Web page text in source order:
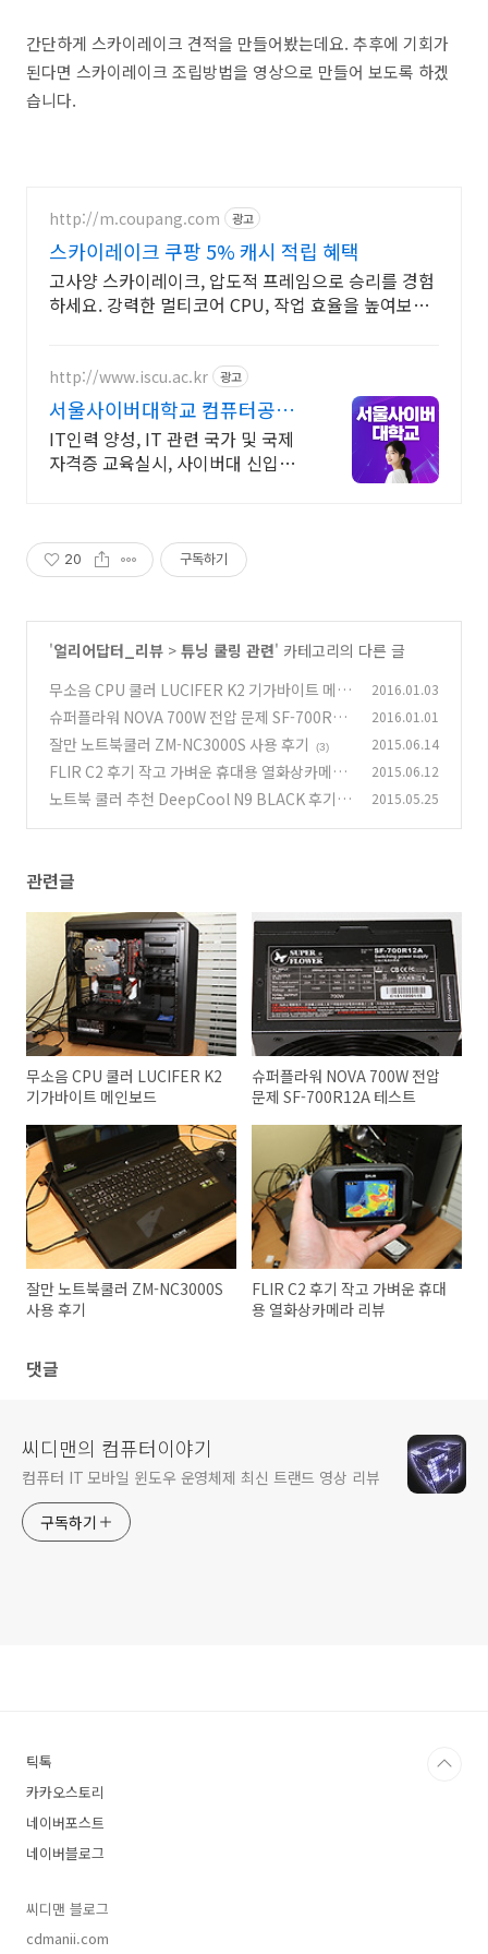
간단하게 스카이레이크 견적을 만들어봤는데요. 추후에 기회가
된다면 스카이레이크 조립방법을 영상으로 만들어 보도록 하겠
습니다.
http://m.coupang.com 광고
스카이레이크 쿠팡 5% 캐시 적립 혜택
고사양 스카이레이크, 압도적 프레임으로 승리를 경험
하세요. 강력한 멀티코어 CPU, 작업 효율을 높여보세
http://www.iscu.ac.kr 광고
서울사이버대학교 컴퓨터공학
과 2026 가을학기 신편입생
IT인력 양성, IT 관련 국가 및 국제
자격증 교육실시, 사이버대 신입생
20 구독하기
'얼리어답터_리뷰 > 튜닝 쿨링 관련' 카테고리의 다른 글
무소음 CPU 쿨러 LUCIFER K2 기가바이트 메인
보드
(3)
2016.01.03
슈퍼플라워 NOVA 700W 전압 문제 SF-700R12
A 테스트 (16)
2016.01.01
잘만 노트북쿨러 ZM-NC3000S 사용 후기 (3) 2015.06.14
FLIR C2 후기 작고 가벼운 휴대용 열화상카메라
리뷰
(3)
2015.06.12
노트북 쿨러 추천 DeepCool N9 BLACK 후기 2015.05.25
관련글
무소음 CPU 쿨러 LUCIFER K2
기가바이트 메인보드
슈퍼플라워 NOVA 700W 전압
문제 SF-700R12A 테스트
잘만 노트북쿨러 ZM-NC3000S
사용 후기
FLIR C2 후기 작고 가벼운 휴대
용 열화상카메라 리뷰
댓글
씨디맨의 컴퓨터이야기
컴퓨터 IT 모바일 윈도우 운영체제 최신 트랜드 영상 리뷰
구독하기
틱톡
카카오스토리
네이버포스트
네이버블로그
씨디맨 블로그
cdmanii.com